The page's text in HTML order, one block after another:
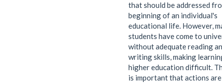
that should be addressed
beginning of an individual's
educational life. However,
students have come to
without adequate reading
writing skills, making
higher education difficult.
is important that actions